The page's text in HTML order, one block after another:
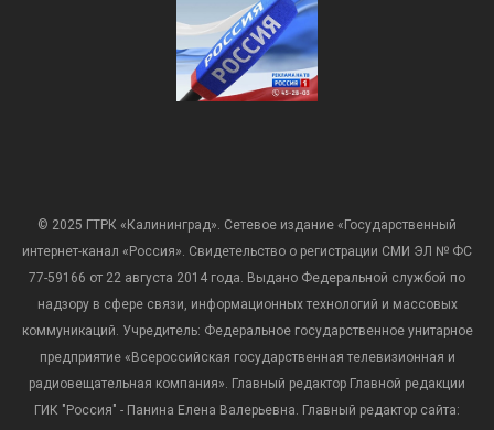
© 2025 ГТРК «Калининград». Сетевое издание «Государственный
интернет-канал «Россия». Свидетельство о регистрации СМИ ЭЛ № ФС
77-59166 от 22 августа 2014 года. Выдано Федеральной службой по
надзору в сфере связи, информационных технологий и массовых
коммуникаций. Учредитель: Федеральное государственное унитарное
предприятие «Всероссийская государственная телевизионная и
радиовещательная компания». Главный редактор Главной редакции
ГИК "Россия" - Панина Елена Валерьевна. Главный редактор сайта: